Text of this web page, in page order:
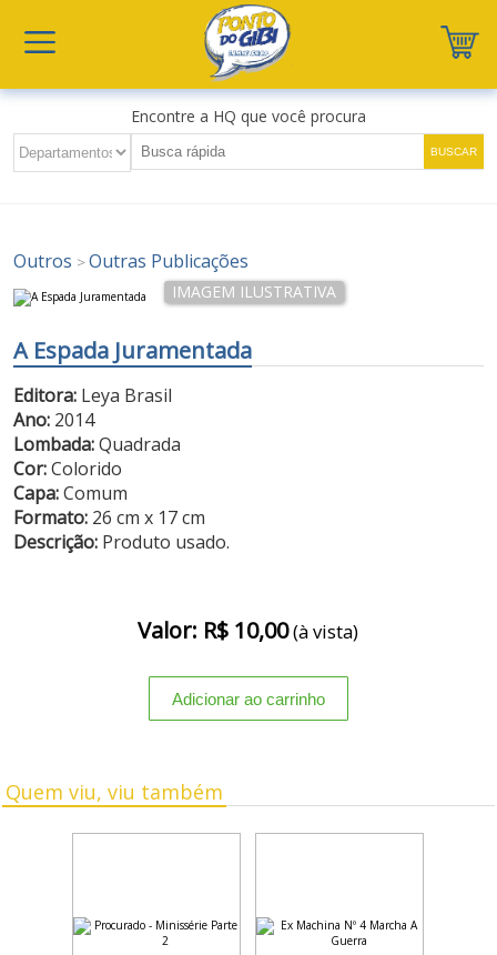
Encontre a HQ que você procura
Outros >Outras Publicações
A Espada Juramentada
Editora: Leya Brasil
Ano: 2014
Lombada:Quadrada
Cor:Colorido
Capa:Comum
Formato: 26 cm x 17 cm
Descrição: Produto usado.
Valor: R$ 10,00(à vista)
Quem viu, viu também